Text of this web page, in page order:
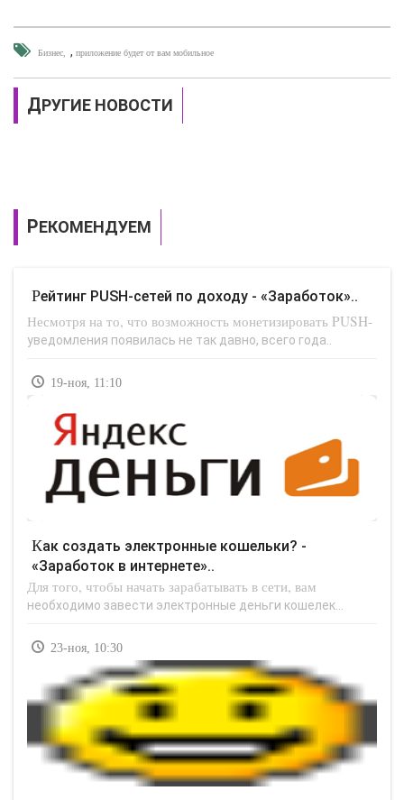
Бизнес , приложение будет от вам мобильное
ДРУГИЕ НОВОСТИ
РЕКОМЕНДУЕМ
Рейтинг PUSH-сетей по доходу - «Заработок»..
Несмотря на то, что возможность монетизировать PUSH-
уведомления появилась не так давно, всего года..
19-ноя, 11:10
Как создать электронные кошельки? -
«Заработок в интернете»..
Для того, чтобы начать зарабатывать в сети, вам
необходимо завести электронные деньги кошелек...
23-ноя, 10:30